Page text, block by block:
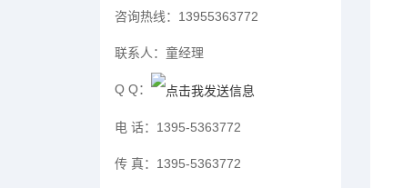
咨询热线： 13955363772
联系人： 童经理
Q Q：
电 话： 1395-5363772
传 真： 1395-5363772